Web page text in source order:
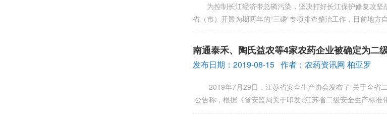
为控制长江经济带总磷污染，坚决打好长江保护修复攻坚
省（市）开展为期两年的“三磷”专项排查整治工作，目前地
南通泰禾、陶氏益农等4家农药企业被确定为二
发布日期：2019-08-15 作者：农药资讯网 柏亚罗
2019年7月29日，江苏省安全生产协会发布了“关于全省
公告称，根据《省安监局关于印发<江苏省二级安全生产标